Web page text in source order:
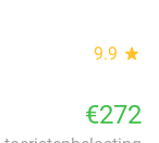
9.9 star
€272